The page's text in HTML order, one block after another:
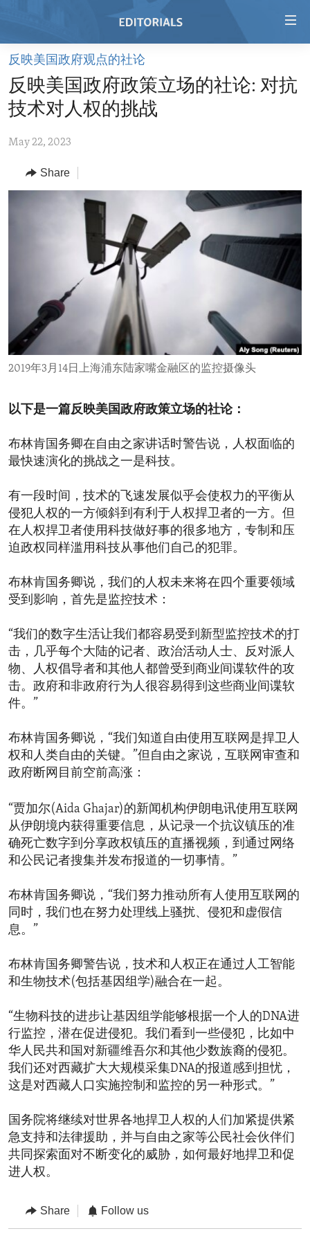
Skip
main
content
to
Navigation
Skip
HOME
VIDEO
REGIONS
AFRICA
TOPICS
HUMAN RIGHTS
SECURITY AND DEFENSE
AID AND DEVELOPMENT
DEMOCRACY AND GOVERNANCE
ECONOMY AND TRADE
ENVIRONMENT AND HEALTH
IDEALS AND INSTITUTIONS
反映美国政府观点的社论
反映美国政府政策立场的社论: 对抗
技术对人权的挑战
May 22, 2023
Share
2019年3月14日上海浦东陆家嘴金融区的监控摄像头
以下是一篇反映美国政府政策立场的社论：
布林肯国务卿在自由之家讲话时警告说，人权面临的
最快速演化的挑战之一是科技。
有一段时间，技术的飞速发展似乎会使权力的平衡从
侵犯人权的一方倾斜到有利于人权捍卫者的一方。但
在人权捍卫者使用科技做好事的很多地方，专制和压
迫政权同样滥用科技从事他们自己的犯罪。
布林肯国务卿说，我们的人权未来将在四个重要领域
受到影响，首先是监控技术：
“我们的数字生活让我们都容易受到新型监控技术的打
击，几乎每个大陆的记者、政治活动人士、反对派人
物、人权倡导者和其他人都曾受到商业间谍软件的攻
击。政府和非政府行为人很容易得到这些商业间谍软
件。”
布林肯国务卿说，“我们知道自由使用互联网是捍卫人
权和人类自由的关键。”但自由之家说，互联网审查和
政府断网目前空前高涨：
“贾加尔(Aida Ghajar)的新闻机构伊朗电讯使用互联网
从伊朗境内获得重要信息，从记录一个抗议镇压的准
确死亡数字到分享政权镇压的直播视频，到通过网络
和公民记者搜集并发布报道的一切事情。”
布林肯国务卿说，“我们努力推动所有人使用互联网的
同时，我们也在努力处理线上骚扰、侵犯和虚假信
息。”
布林肯国务卿警告说，技术和人权正在通过人工智能
和生物技术(包括基因组学)融合在一起。
“生物科技的进步让基因组学能够根据一个人的DNA进
行监控，潜在促进侵犯。我们看到一些侵犯，比如中
华人民共和国对新疆维吾尔和其他少数族裔的侵犯。
我们还对西藏扩大大规模采集DNA的报道感到担忧，
这是对西藏人口实施控制和监控的另一种形式。”
国务院将继续对世界各地捍卫人权的人们加紧提供紧
急支持和法律援助，并与自由之家等公民社会伙伴们
共同探索面对不断变化的威胁，如何最好地捍卫和促
进人权。
Share Follow us